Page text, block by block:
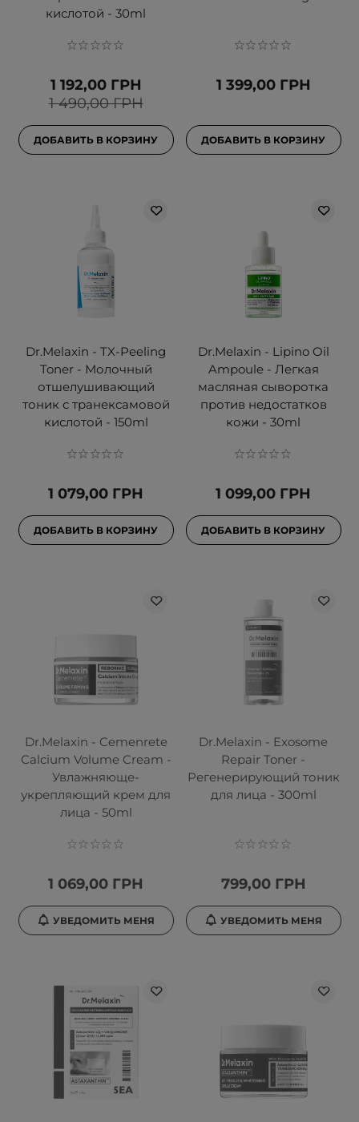
кислотой - 30ml
1 490,00 ГРН
1 192,00 ГРН
ДОБАВИТЬ В КОРЗИНУ
1 399,00 ГРН
ДОБАВИТЬ В КОРЗИНУ
Dr.Melaxin - TX-Peeling
Toner - Молочный
отшелушивающий
тоник с транексамовой
кислотой - 150ml
1 079,00 ГРН
ДОБАВИТЬ В КОРЗИНУ
Dr.Melaxin - Lipino Oil
Ampoule - Легкая
масляная сыворотка
против недостатков
кожи - 30ml
1 099,00 ГРН
ДОБАВИТЬ В КОРЗИНУ
Dr.Melaxin - Cemenrete
Calcium Volume Cream -
Увлажняюще-
укрепляющий крем для
лица - 50ml
1 069,00 ГРН
УВЕДОМИТЬ МЕНЯ
Dr.Melaxin - Exosome
Repair Toner -
Регенерирующий тоник
для лица - 300ml
799,00 ГРН
УВЕДОМИТЬ МЕНЯ